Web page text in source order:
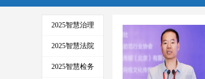
2025智慧治理
2025智慧法院
2025智慧检务